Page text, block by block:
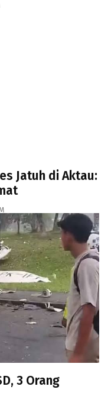
Jatuh di Aktau:
3 Orang